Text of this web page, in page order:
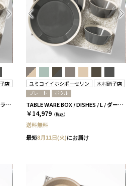
店
TABLE WARE BOX / DISHES / L / ブラウン［イイホシユミコ×木村硝子店］
ユミコイイホシポーセリン 木村硝子店
プレート ボウル
TABLE WARE BOX / DISHES / L / ダークグレー［イイホシユミコ×木村硝子店］
￥14,979 （税込）
送料無料
最短8月11日(火)にお届け